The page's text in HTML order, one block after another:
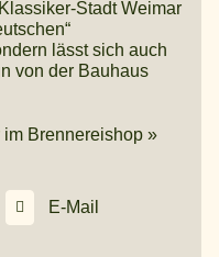
Stadt Weimar
lässt sich auch
von der Bauhaus
im Brennereishop »
E-Mail